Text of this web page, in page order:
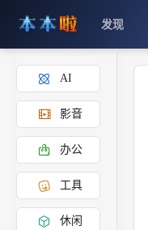
发现
AI
影音
办公
工具
休闲